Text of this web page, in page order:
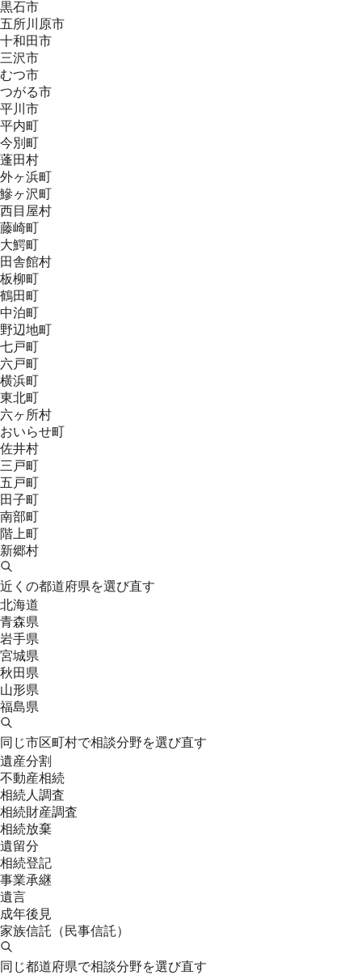
黒石市
五所川原市
十和田市
三沢市
むつ市
つがる市
平川市
平内町
今別町
蓬田村
外ヶ浜町
鰺ヶ沢町
西目屋村
藤崎町
大鰐町
田舎館村
板柳町
鶴田町
中泊町
野辺地町
七戸町
六戸町
横浜町
東北町
六ヶ所村
おいらせ町
佐井村
三戸町
五戸町
田子町
南部町
階上町
新郷村
近くの都道府県を選び直す
北海道
青森県
岩手県
宮城県
秋田県
山形県
福島県
同じ市区町村で相談分野を選び直す
遺産分割
不動産相続
相続人調査
相続財産調査
相続放棄
遺留分
相続登記
事業承継
遺言
成年後見
家族信託（民事信託）
同じ都道府県で相談分野を選び直す